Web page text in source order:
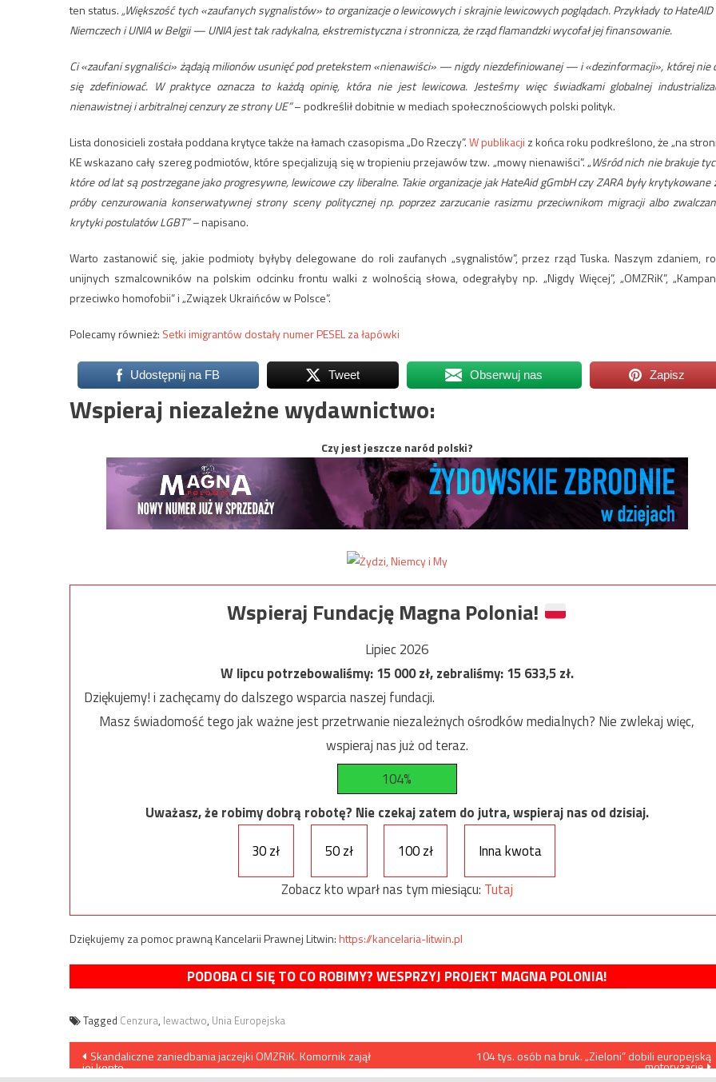
ten status. „Większość tych «zaufanych sygnalistów» to organizacje o lewicowych i skrajnie lewicowych poglądach. Przykłady to
Niemczech i UNIA w Belgii — UNIA jest tak radykalna, ekstremistyczna i stronnicza, że rząd flamandzki wycofał jej finansowanie.
Ci «zaufani sygnaliści» żądają milionów usunięć pod pretekstem «nienawiści» — nigdy niezdefiniowanej — i «dezinformacji», której nie
się zdefiniować. W praktyce oznacza to każdą opinię, która nie jest lewicowa. Jesteśmy więc świadkami globalnej
nienawistnej i arbitralnej cenzury ze strony UE”– podkreślił dobitnie w mediach społecznościowych polski polityk.
Lista donosicieli została poddana krytyce także na łamach czasopisma „Do Rzeczy”.W publikacji z końca roku podkreślono, że „na
KE wskazano cały szereg podmiotów, które specjalizują się w tropieniu przejawów tzw. „mowy nienawiści”. „Wśród nich nie brakuje
które od lat są postrzegane jako progresywne, lewicowe czy liberalne. Takie organizacje jak HateAid gGmbH czy ZARA były krytykowane
próby cenzurowania konserwatywnej strony sceny politycznej np. poprzez zarzucanie rasizmu przeciwnikom migracji albo
krytyki postulatów LGBT” –napisano.
Warto zastanowić się, jakie podmioty byłyby delegowane do roli zaufanych „sygnalistów”, przez rząd Tuska. Naszym zdaniem,
unijnych szmalcowników na polskim odcinku frontu walki z wolnością słowa, odegrałyby np. „Nigdy Więcej”, „OMZRiK”,
przeciwko homofobii” i „Związek Ukraińców w Polsce”.
Polecamy również: Setki imigrantów dostały numer PESEL za łapówki
Udostępnij na FB Tweet Obserwuj nas Zapisz
Wspieraj niezależne wydawnictwo:
Czy jest jeszcze naród polski?
Wspieraj Fundację Magna Polonia!
Lipiec 2026
W lipcu potrzebowaliśmy:15 000zł, zebraliśmy:15 633,5zł.
Dziękujemy! i zachęcamy do dalszego wsparcia naszej fundacji.
Masz świadomość tego jak ważne jest przetrwanie niezależnych ośrodków medialnych? Nie zwlekaj więc,
wspieraj nas już od teraz.
104%
Uważasz, że robimy dobrą robotę? Nie czekaj zatem do jutra, wspieraj nas od dzisiaj.
30 zł
50 zł 100 zł
Inna kwota
Zobacz kto wparł nas tym miesiącu: Tutaj
Dziękujemy za pomoc prawną Kancelarii Prawnej Litwin:https://kancelaria-litwin.pl
PODOBA CI SIĘ TO CO ROBIMY? WESPRZYJ PROJEKT MAGNA POLONIA!
Tagged Cenzura, lewactwo, Unia Europejska
Nawigacja
Skandaliczne zaniedbania jaczejki OMZRiK. Komornik zajął
jej konto
104 tys. osób na bruk. „Zieloni” dobili europejską
motoryzację